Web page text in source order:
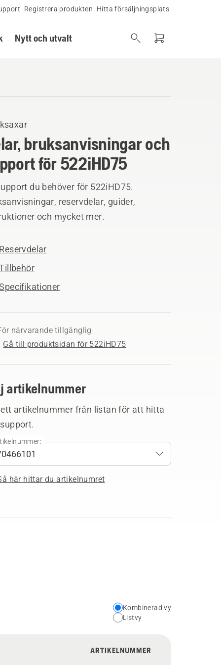
Registrera produkten Hitta försäljningsplats
Nytt och utvalt
bruksanvisningar och
för 522iHD75
du behöver för 522iHD75.
reservdelar, guider,
och mycket mer.
Reservdelar
närvarande tillgänglig
Gå till produktsidan för 522iHD75
artikelnummer
artikelnummer från listan för att hitta
här hittar du artikelnumret
Choose
your
view
Kombinerad vy
Listvy
ARTIKELNUMMER